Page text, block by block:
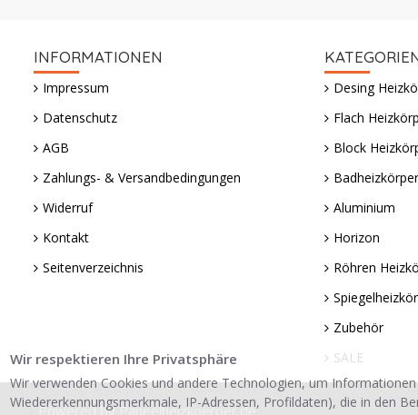
INFORMATIONEN
Impressum
Datenschutz
AGB
Zahlungs- & Versandbedingungen
Widerruf
Kontakt
Seitenverzeichnis
Desing
Flach
Block
Badheizkörper
Aluminium
Horizon
Röhren
Zubehör
SALE
Powered by Paneelheizkoerper.de
Wir respektieren Ihre Privatsphäre
Wir verwenden Cookies und andere Technologien, um
Wiedererkennungsmerkmale, IP-Adressen, Profildaten), die in den